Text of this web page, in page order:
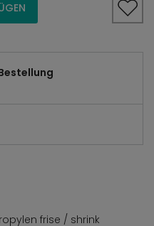
frise / shrink